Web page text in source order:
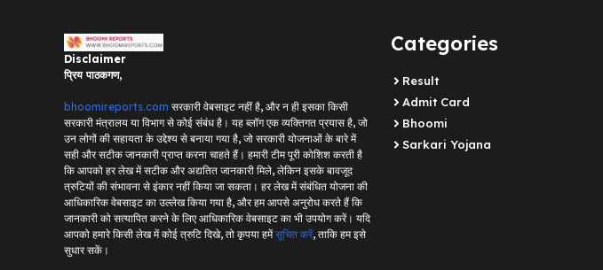
Disclaimer
प्रिय पाठकगण,
bhoomireports.com सरकारी वेबसाइट नहीं है, और न ही इसका किसी
सरकारी मंत्रालय या विभाग से कोई संबंध है। यह ब्लॉग एक व्यक्तिगत प्रयास है, जो
उन लोगों की सहायता के उद्देश्य से बनाया गया है, जो सरकारी योजनाओं के बारे में
सही और सटीक जानकारी प्राप्त करना चाहते हैं। हमारी टीम पूरी कोशिश करती है
कि आपको हर लेख में सटीक और अद्यतित जानकारी मिले, लेकिन इसके बावजूद
त्रुटियों की संभावना से इंकार नहीं किया जा सकता। हर लेख में संबंधित योजना की
आधिकारिक वेबसाइट का उल्लेख किया गया है, और हम आपसे अनुरोध करते हैं कि
जानकारी को सत्यापित करने के लिए आधिकारिक वेबसाइट का भी उपयोग करें। यदि
आपको हमारे किसी लेख में कोई त्रुटि दिखे, तो कृपया हमेंसूचित करें, ताकि हम इसे
सुधार सकें।
Categories
Result
Admit Card
Bhoomi
Sarkari Yojana